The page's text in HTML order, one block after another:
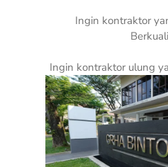
Ingin kontraktor
Ingin kontraktor ulung